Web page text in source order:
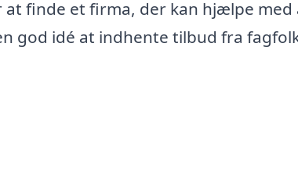
at finde et firma, der kan hjælpe med
god idé at indhente tilbud fra